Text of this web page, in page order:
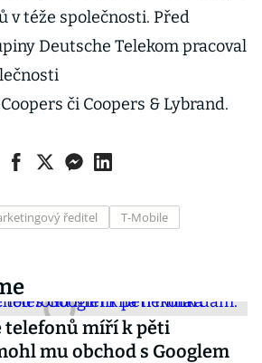
v téže společnosti. Před
Deutsche Telekom pracoval
či Coopers & Lybrand.
ředitel T-Mobile
telefonů míří k pěti
mu obchod s Googlem